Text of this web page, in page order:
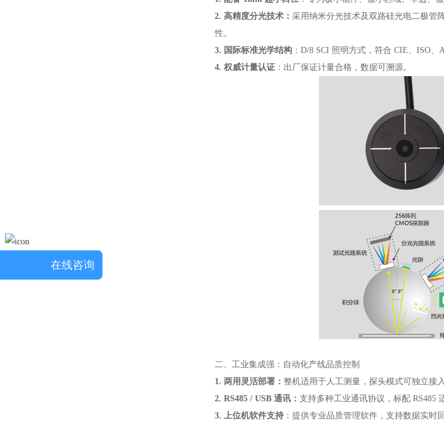
2. 高精度分光技术： 采用纳米分光技术及双路硅光电二极管
性。
3. 国际标准光学结构 ：D/8 SCI 照明方式，符合 CIE、ISO、
4. 权威计量认证 ：出厂保证计量合格，数据可溯源。
二、工业集成强：自动化产线品质控制
1. 两用灵活部署： 整机适用于人工测量，探头模式可独立接
2. RS485 / USB 通讯： 支持多种工业通讯协议，标配 RS485
3. 上位机软件支持 ：提供专业品质管理软件，支持数据实时
在线咨询